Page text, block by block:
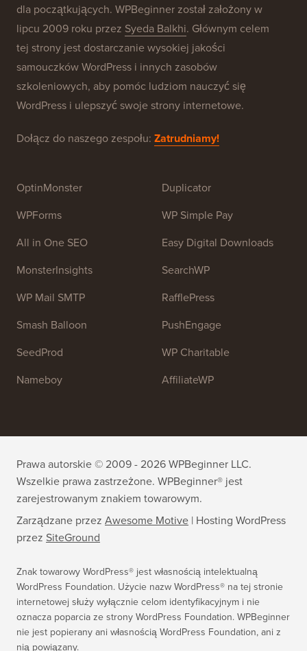
dla początkujących. WPBeginner został założony w
lipcu 2009 roku przez Syeda Balkhi. Głównym celem
tej strony jest dostarczanie wysokiej jakości
samouczków WordPress i innych zasobów
szkoleniowych, aby pomóc ludziom nauczyć się
WordPress i ulepszyć swoje strony internetowe.
Dołącz do naszego zespołu: Zatrudniamy!
OptinMonster
WPForms
All in One SEO
MonsterInsights
WP Mail SMTP
Smash Balloon
SeedProd
Nameboy
Duplicator
WP Simple Pay
Easy Digital Downloads
SearchWP
RafflePress
PushEngage
WP Charitable
AffiliateWP
Prawa autorskie © 2009 - 2026 WPBeginner LLC.
Wszelkie prawa zastrzeżone. WPBeginner® jest
zarejestrowanym znakiem towarowym.
Zarządzane przez Awesome Motive | Hosting WordPress
przez SiteGround
Znak towarowy WordPress® jest własnością intelektualną
WordPress Foundation. Użycie nazw WordPress® na tej stronie
internetowej służy wyłącznie celom identyfikacyjnym i nie
oznacza poparcia ze strony WordPress Foundation. WPBeginner
nie jest popierany ani własnością WordPress Foundation, ani z
nią powiązany.